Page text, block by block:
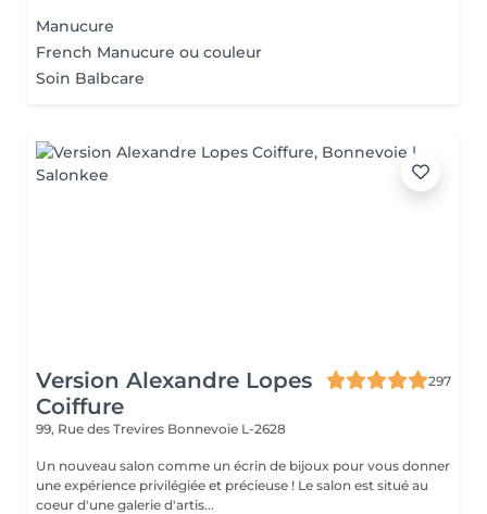
Manucure
French Manucure ou couleur
Soin Balbcare
Version Alexandre Lopes
Coiffure
297
99, Rue des Trevires Bonnevoie L-2628
Un nouveau salon comme un écrin de bijoux pour vous donner
une expérience privilégiée et précieuse ! Le salon est situé au
coeur d'une galerie d'artis...